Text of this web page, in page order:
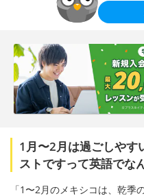
1月〜2月は過ごしやす
ストですって英語でな
「1〜2月のメキシコは、乾